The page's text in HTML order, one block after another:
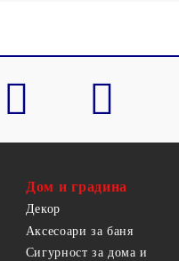
Дом и градина
Декор
Аксесоари за баня
Сигурност за дома и